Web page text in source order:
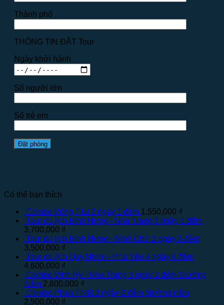
Thành phố
THÔNG TIN ĐẶT Tour
Ngày khởi hành
Số người lớn
Số trẻ em
Có thể bạn thích
Combo Vũng Tàu 2 ngày 1 đêm 1,550,000 ₫
Tour du lịch Bình Hưng - Nha Trang 3 ngày 3 đêm
3,700,000 ₫
Tour du lịch Bình Hưng - Ninh Chữ 3 ngày 3 đêm
3,500,000 ₫
Tour du lịch Quy Nhơn - Phú Yên 4 ngày 4 đêm
4,600,000 ₫
Combo Vĩnh Hy - Nha Trang 3 ngày 3 đêm Giường
Nằm 2,600,000 ₫
Combo Phan Thiết 3 ngày 3 đêm giường nằm
2,500,000 ₫